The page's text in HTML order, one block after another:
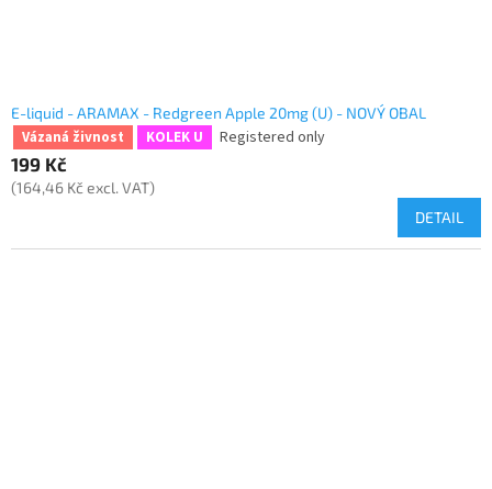
E-liquid - ARAMAX - Redgreen Apple 20mg (U) - NOVÝ OBAL
Vázaná živnost KOLEK U
Registered only
199 Kč
(164,46 Kč excl. VAT)
DETAIL